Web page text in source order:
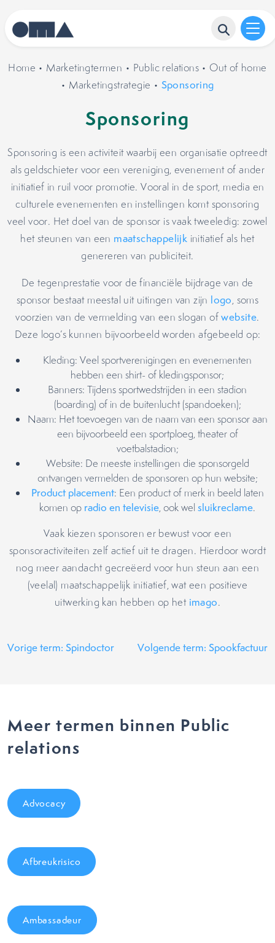
Home • Marketingtermen • Public relations• Out of home
• Marketingstrategie • Sponsoring
Sponsoring
Sponsoring is een activiteit waarbij een organisatie optreedt
als geldschieter voor een vereniging, evenement of ander
initiatief in ruil voor promotie. Vooral in de sport, media en
culturele evenementen en instellingen komt sponsoring
veel voor. Het doel van de sponsor is vaak tweeledig: zowel
het steunen van een maatschappelijk initiatief als het
genereren van publiciteit.
De tegenprestatie voor de financiële bijdrage van de
sponsor bestaat meestal uit uitingen van zijn logo, soms
voorzien van de vermelding van een slogan ofwebsite.
Deze logo’s kunnen bijvoorbeeld worden afgebeeld op:
Kleding: Veel sportverenigingen en evenementen
hebben een shirt- of kledingsponsor;
Banners: Tijdens sportwedstrijden in een stadion
(boarding) of in de buitenlucht (spandoeken);
Naam: Het toevoegen van de naam van een sponsor aan
een bijvoorbeeld een sportploeg, theater of
voetbalstadion;
Website: De meeste instellingen die sponsorgeld
ontvangen vermelden de sponsoren op hun website;
Product placement: Een product of merk in beeld laten
komen op radio en televisie, ook wel sluikreclame.
Vaak kiezen sponsoren er bewust voor een
sponsoractiviteiten zelf actief uit te dragen. Hierdoor wordt
nog meer aandacht gecreëerd voor hun steun aan een
(veelal) maatschappelijk initiatief, wat een positieve
uitwerking kan hebben op het imago.
Vorige term: Spindoctor Volgende term: Spookfactuur
Meer termen binnen Public
relations
Advocacy
Afbreukrisico
Ambassadeur